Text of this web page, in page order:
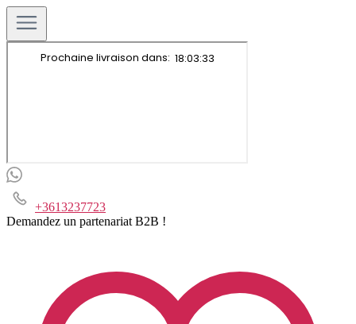
+3613237723
Demandez un partenariat B2B !